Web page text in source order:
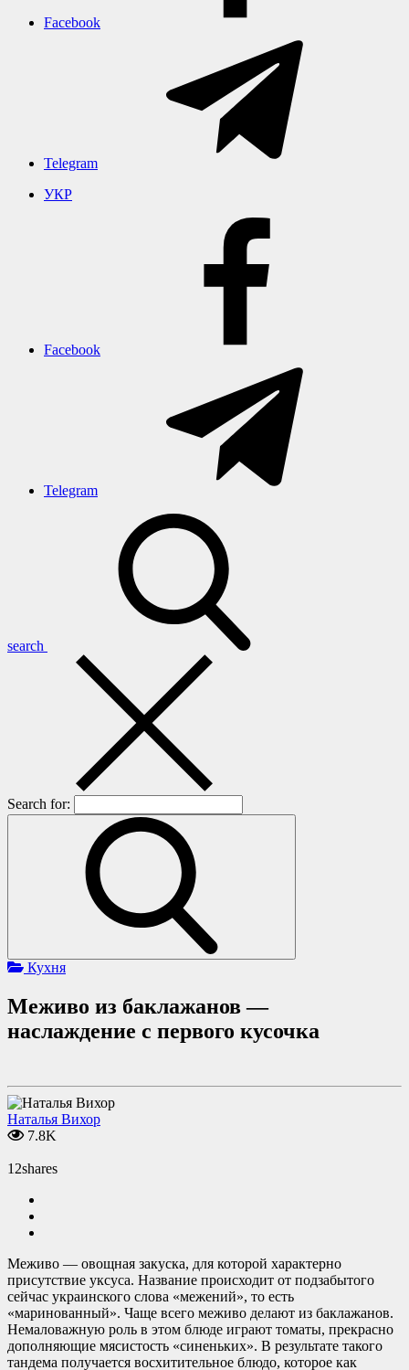
Facebook
Telegram
УКР
Facebook
Telegram
search
Search for:
Кухня
Меживо из баклажанов —
наслаждение с первого кусочка
Наталья Вихор
7.8K
12shares
Меживо — овощная закуска, для которой характерно
присутствие уксуса. Название происходит от подзабытого
сейчас украинского слова «межений», то есть
«маринованный». Чаще всего меживо делают из баклажанов.
Немаловажную роль в этом блюде играют томаты, прекрасно
дополняющие мясистость «синеньких». В результате такого
тандема получается восхитительное блюдо, которое как